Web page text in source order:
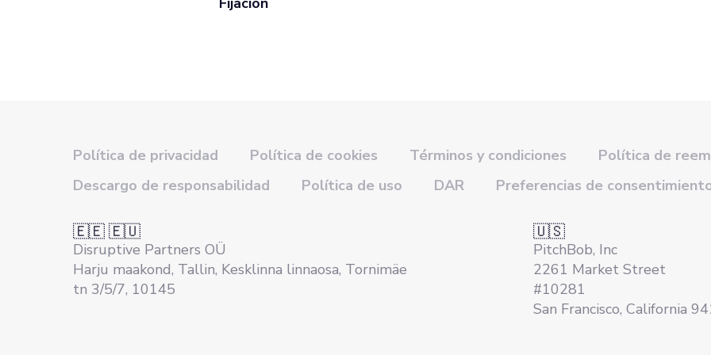
Política de privacidad Política de cookies Términos y condiciones
Política de
Descargo de responsabilidad
Política de uso DAR Preferencias de
🇪🇪 🇪🇺
Disruptive Partners OÜ
Harju maakond, Tallin, Kesklinna linnaosa, Tornimäe
tn 3/5/7, 10145
🇺🇸
PitchBob, Inc
2261 Market Street
#10281
San Francisco, California